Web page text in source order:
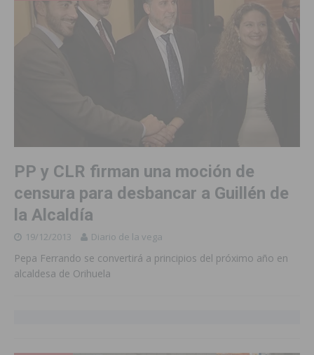
PP y CLR firman una moción de
censura para desbancar a Guillén de
la Alcaldía
19/12/2013 Diario de la vega
Pepa Ferrando se convertirá a principios del próximo año en
alcaldesa de Orihuela